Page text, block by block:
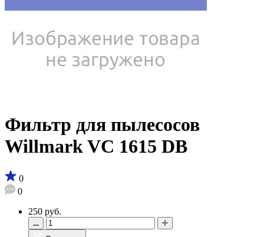
Фильтр для пылесосов
Willmark VC 1615 DB
0
0
250 руб.